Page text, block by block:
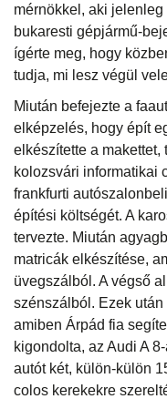
mérnökkel, aki
bukaresti gépjármű-
ígérte meg, hogy
tudja, mi lesz végül
Miután befejezte a
elképzelés, hogy épít
elkészítette a makettet,
kolozsvári informatikai
frankfurti
építési költségét. A
tervezte. Miután
matricák elkészítése,
üvegszálból. A végső
szénszálból. Ezek
amiben Árpád fia
kigondolta, az Audi A
autót két, külön-külön
colos kerekekre